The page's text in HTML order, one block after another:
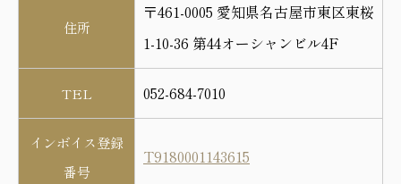
住所
〒461-0005 愛知県名古屋市東区東桜
1-10-36 第44オーシャンビル4F
TEL 052-684-7010
インボイス登録
番号
T9180001143615